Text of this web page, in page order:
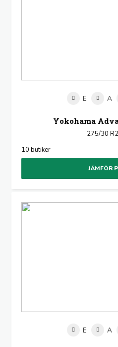
E A
Yokohama
275/30
10 butiker
JÄMFÖR
E A